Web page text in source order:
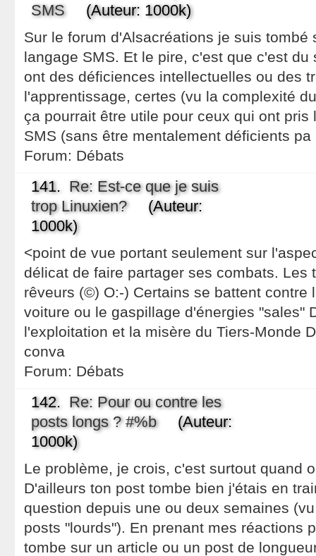
SMS(Auteur: 1000k)
Sur le forum d'Alsacréations je suis tombé
langage SMS. Et le pire, c'est que c'est
ont des déficiences intellectuelles ou des
l'apprentissage, certes (vu la complexité
ça pourrait être utile pour ceux qui ont
SMS (sans être mentalement déficients pa
Forum: Débats
141. Re: Est-ce que je suis
trop Linuxien?(Auteur:
1000k)
<point de vue portant seulement sur
délicat de faire partager ses combats. Les
rêveurs (©) O:-) Certains se battent contre
voiture ou le gaspillage d'énergies "sales"
l'exploitation et la misère du Tiers-Monde
conva
Forum: Débats
142. Re: Pour ou contre les
posts longs ? #%b(Auteur:
1000k)
Le problème, je crois, c'est surtout quand
D'ailleurs ton post tombe bien j'étais en
question depuis une ou deux semaines
posts "lourds"). En prenant mes réactions
tombe sur un article ou un post de